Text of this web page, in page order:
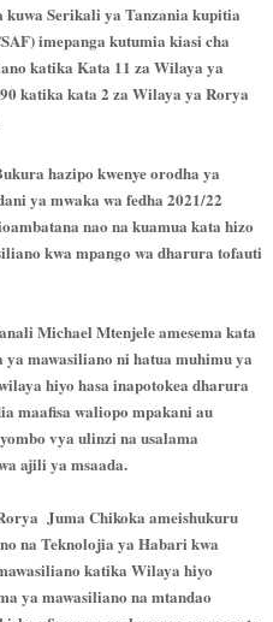
kuwa Serikali ya Tanzania kupitia
imepanga kutumia kiasi cha
katika Kata 11 za Wilaya ya
katika kata 2 za Wilaya ya Rorya
hazipo kwenye orodha ya
ya mwaka wa fedha 2021/22
nao na kuamua kata hizo
kwa mpango wa dharura tofauti
Michael Mtenjele amesema kata
ya mawasiliano ni hatua muhimu ya
hiyo hasa inapotokea dharura
maafisa waliopo mpakani au
vya ulinzi na usalama
ajili ya msaada.
Juma Chikoka ameishukuru
na Teknolojia ya Habari kwa
katika Wilaya hiyo
ya mawasiliano na mtandao